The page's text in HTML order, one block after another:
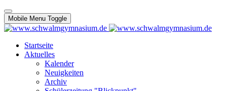
Mobile Menu Toggle
Startseite
Aktuelles
Kalender
Neuigkeiten
Archiv